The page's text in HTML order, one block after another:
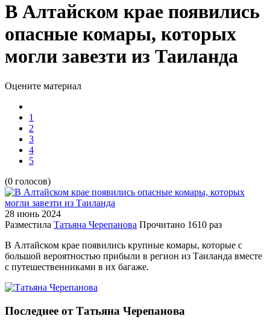
В Алтайском крае появились
опасные комары, которых
могли завезти из Таиланда
Оцените материал
1
2
3
4
5
(0 голосов)
28 июнь 2024
Разместила Татьяна Черепанова Прочитано 1610 раз
В Алтайском крае появились крупные комары, которые с
большой вероятностью прибыли в регион из Таиланда вместе
с путешественниками в их багаже.
Последнее от Татьяна Черепанова